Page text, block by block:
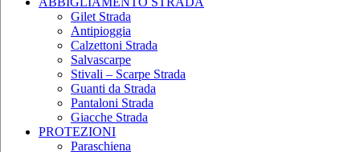
Gilet Strada
Antipioggia
Calzettoni Strada
Salvascarpe
Stivali – Scarpe Strada
Guanti da Strada
Pantaloni Strada
Giacche Strada
PROTEZIONI
Paraschiena